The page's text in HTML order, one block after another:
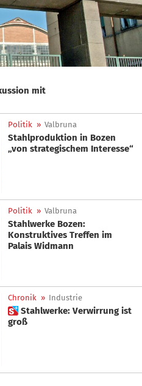
mit
Politik » Valbruna
Stahlproduktion in Bozen
„von strategischem Interesse“
Politik » Valbruna
Stahlwerke Bozen:
Konstruktives Treffen im
Palais Widmann
Chronik » Industrie
 Stahlwerke: Verwirrung ist
groß